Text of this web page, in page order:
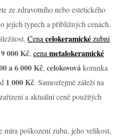
ze zdravotního nebo estetického
jejich typech a přibližných cenách.
Cena celokeramickézubní
000 Kč, cena metalokeramické
a 6 000 Kč, celokovovákorunka
1 000 Kč. Samozřejmě záleží na
a aktuální ceně použitých
míra poškození zubu, jeho velikost,